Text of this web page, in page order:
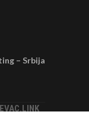
– Srbija